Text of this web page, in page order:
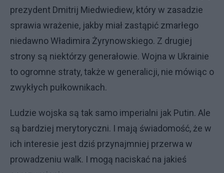
prezydent Dmitrij Miedwiediew, który w zasadzie
sprawia wrażenie, jakby miał zastąpić zmarłego
niedawno Władimira Żyrynowskiego. Z drugiej
strony są niektórzy generałowie. Wojna w Ukrainie
to ogromne straty, także w generalicji, nie mówiąc o
zwykłych pułkownikach.
Ludzie wojska są tak samo imperialni jak Putin. Ale
są bardziej merytoryczni. I mają świadomość, że w
ich interesie jest dziś przynajmniej przerwa w
prowadzeniu walk. I mogą naciskać na jakieś